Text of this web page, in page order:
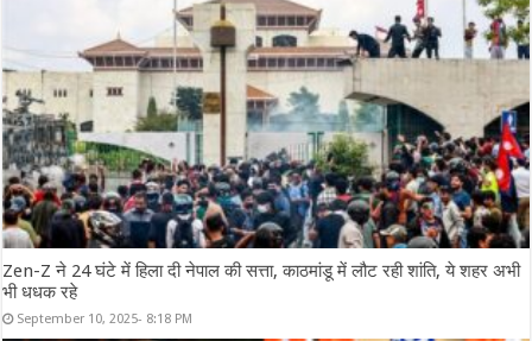
Zen-Z ने 24 घंटे में हिला दी नेपाल की सत्ता, काठमांडू में लौट रही शांति, ये शहर अभी
भी धधक रहे
September 10, 2025- 8:18 PM